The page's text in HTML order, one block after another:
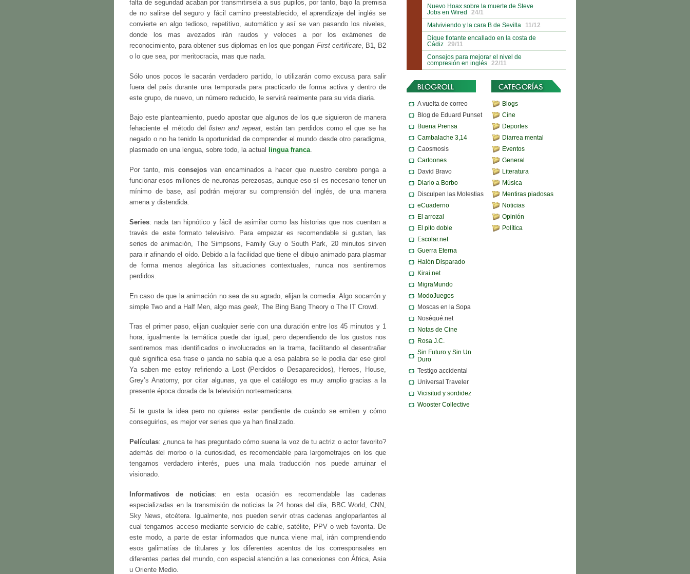
falta de seguridad acaban por transmitirsela a sus pupilos, por tanto, bajo la premisa
de no salirse del seguro y fácil camino preestablecido, el aprendizaje del inglés se
convierte en algo tedioso, repetitivo, automático y así se van pasando los niveles,
donde los mas avezados irán raudos y veloces a por los exámenes de
reconocimiento, para obtener sus diplomas en los que pongan First certificate, B1, B2
o lo que sea, por meritocracia, mas que nada.
Sólo unos pocos le sacarán verdadero partido, lo utilizarán como excusa para salir
fuera del país durante una temporada para practicarlo de forma activa y dentro de
este grupo, de nuevo, un número reducido, le servirá realmente para su vida diaria.
Bajo este planteamiento, puedo apostar que algunos de los que siguieron de manera
fehaciente el método dellisten and repeat, están tan perdidos como el que se ha
negado o no ha tenido la oportunidad de comprender el mundo desde otro paradigma,
plasmado en una lengua, sobre todo, la actual
lingua franca.
Por tanto, mis consejos van encaminados a hacer que nuestro cerebro ponga a
funcionar esos millones de neuronas perezosas, aunque eso sí es necesario tener un
mínimo de base, así podrán mejorar su comprensión del inglés, de una manera
amena y distendida.
Series: nada tan hipnótico y fácil de asimilar como las historias que nos cuentan a
través de este formato televisivo. Para empezar es recomendable si gustan, las
series de animación, The Simpsons, Family Guy o South Park, 20 minutos sirven
para ir afinando el oído. Debido a la facilidad que tiene el dibujo animado para plasmar
de forma menos alegórica las situaciones contextuales, nunca nos sentiremos
perdidos.
En caso de que la animación no sea de su agrado, elijan la comedia. Algo socarrón y
simple Two and a Half Men, algo mas geek , The Bing Bang Theory o The IT Crowd.
Tras el primer paso, elijan cualquier serie con una duración entre los 45 minutos y 1
hora, igualmente la temática puede dar igual, pero dependiendo de los gustos nos
sentiremos mas identificados o involucrados en la trama, facilitando el desentrañar
qué significa esa frase o ¡anda no sabía que a esa palabra se le podía dar ese giro!
Ya saben me estoy refiriendo a Lost (Perdidos o Desaparecidos), Heroes, House,
Grey’s Anatomy, por citar algunas, ya que el catálogo es muy amplio gracias a la
presente época dorada de la televisión norteamericana.
Si te gusta la idea pero no quieres estar pendiente de cuándo se emiten y cómo
conseguirlos, es mejor ver series que ya han finalizado.
Películas: ¿nunca te has preguntado cómo suena la voz de tu actriz o actor favorito?
además del morbo o la curiosidad, es recomendable para largometrajes en los que
tengamos verdadero interés, pues una mala traducción nos puede arruinar el
visionado.
Informativos de noticias: en esta ocasión es recomendable las cadenas
especializadas en la transmisión de noticias la 24 horas del día, BBC World, CNN,
Sky News, etcétera. Igualmente, nos pueden servir otras cadenas angloparlantes al
cual tengamos acceso mediante servicio de cable, satélite, PPV o web favorita. De
este modo, a parte de estar informados que nunca viene mal, irán comprendiendo
esos galimatías de titulares y los diferentes acentos de los corresponsales en
diferentes partes del mundo, con especial atención a las conexiones con África, Asia
u Oriente Medio.
Nuevo Hoax sobre la muerte de Steve
Jobs en Wired
24/1
Malviviendo y la cara B de Sevilla
11/12
Dique flotante encallado en la costa de
Cádiz
29/11
Consejos para mejorar el nivel de
compresión en inglés
22/11
A vuelta de correo
Blog de Eduard Punset
Buena Prensa
Cambalache 3,14
Caosmosis
Cartoones
David Bravo
Diario a Borbo
Disculpen las Molestias
eCuaderno
El arrozal
El pito doble
Escolar.net
Guerra Eterna
Halón Disparado
Kirai.net
MigraMundo
ModoJuegos
Moscas en la Sopa
Noséqué.net
Notas de Cine
Rosa J.C.
Sin Futuro y Sin Un
Duro
Testigo accidental
Universal Traveler
Vicisitud y sordidez
Wooster Collective
Blogs
Cine
Deportes
Diarrea mental
Eventos
General
Literatura
Música
Mentiras piadosas
Noticias
Opinión
Política